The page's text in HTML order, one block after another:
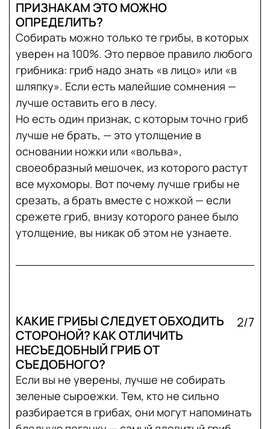
ПРИЗНАКАМ ЭТО МОЖНО
ОПРЕДЕЛИТЬ?
Собирать можно только те грибы, в которых
уверен на 100%. Это первое правило любого
грибника: гриб надо знать «в лицо» или «в
шляпку». Если есть малейшие сомнения —
лучше оставить его в лесу.
Но есть один признак, с которым точно гриб
лучше не брать, — это утолщение в
основании ножки или «вольва»,
своеобразный мешочек, из которого растут
все мухоморы. Вот почему лучше грибы не
срезать, а брать вместе с ножкой — если
срежете гриб, внизу которого ранее было
утолщение, вы никак об этом не узнаете.
КАКИЕ ГРИБЫ СЛЕДУЕТ ОБХОДИТЬ
СТОРОНОЙ? КАК ОТЛИЧИТЬ
НЕСЪЕДОБНЫЙ ГРИБ ОТ
СЪЕДОБНОГО?
2/7
Если вы не уверены, лучше не собирать
зеленые сыроежки. Тем, кто не сильно
разбирается в грибах, они могут напоминать